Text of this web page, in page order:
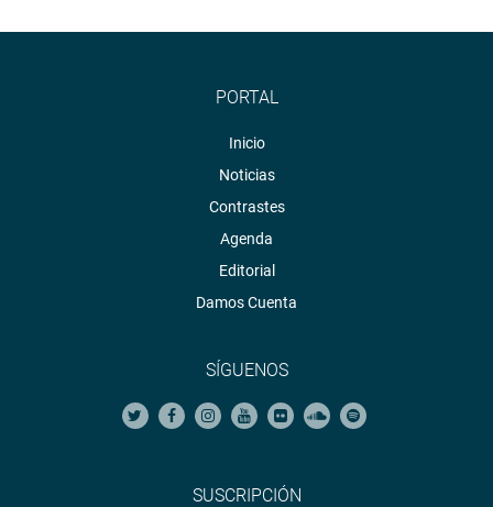
PORTAL
Inicio
Noticias
Contrastes
Agenda
Editorial
Damos Cuenta
SÍGUENOS
SUSCRIPCIÓN